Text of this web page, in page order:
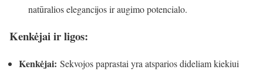
natūralios elegancijos ir augimo potencialo.
Kenkėjai ir ligos:
Kenkėjai: Sekvojos paprastai yra atsparios dideliam kiekiui